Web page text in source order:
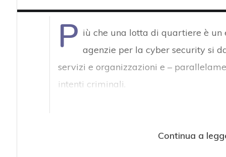
P iù che una lotta di quartiere è
agenzie per la cyber security si
servizi e organizzazioni e –
intenti criminali.
Continua a